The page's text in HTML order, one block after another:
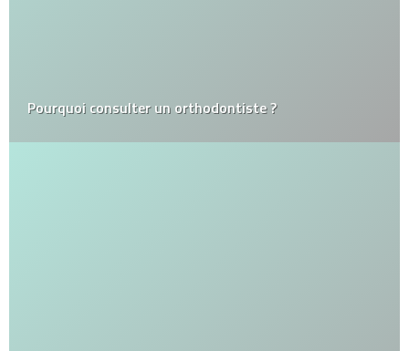
Pourquoi consulter un orthodontiste ?